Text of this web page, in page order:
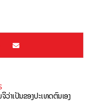
ວ່າເປັນຂອງປະເທດຕົນເອງ